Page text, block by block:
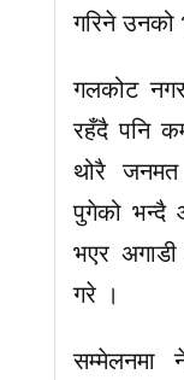
गरिने
गलकोट
रहँदै पनि
थोरै जनमत
पुगेको भन्दै
भएर
गरे ।
सम्मेलनमा